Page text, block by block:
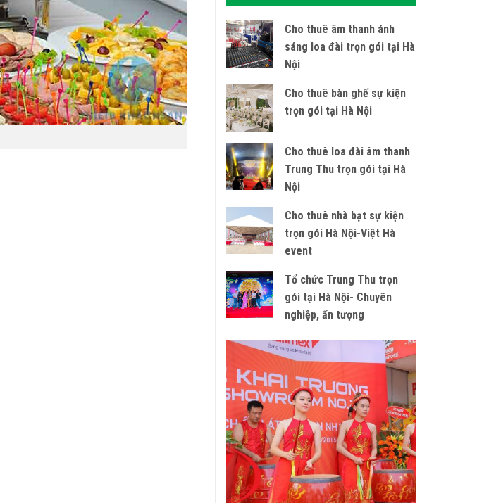
Cho thuê âm thanh ánh
sáng loa đài trọn gói tại Hà
Nội
Cho thuê bàn ghế sự kiện
trọn gói tại Hà Nội
Cho thuê loa đài âm thanh
Trung Thu trọn gói tại Hà
Nội
Cho thuê nhà bạt sự kiện
trọn gói Hà Nội-Việt Hà
event
Tổ chức Trung Thu trọn
gói tại Hà Nội- Chuyên
nghiệp, ấn tượng